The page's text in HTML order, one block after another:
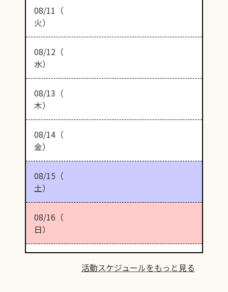
08/11（
火）
08/12（
水）
08/13（
木）
08/14（
金）
08/15（
土）
08/16（
日）
活動スケジュールをもっと見る